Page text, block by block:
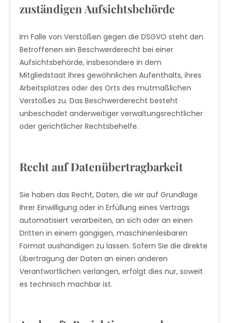
zuständigen Aufsichts­behörde
Im Falle von Verstößen gegen die DSGVO steht den
Betroffenen ein Beschwerderecht bei einer
Aufsichtsbehörde, insbesondere in dem
Mitgliedstaat ihres gewöhnlichen Aufenthalts, ihres
Arbeitsplatzes oder des Orts des mutmaßlichen
Verstoßes zu. Das Beschwerderecht besteht
unbeschadet anderweitiger verwaltungsrechtlicher
oder gerichtlicher Rechtsbehelfe.
Recht auf Daten­übertrag­barkeit
Sie haben das Recht, Daten, die wir auf Grundlage
Ihrer Einwilligung oder in Erfüllung eines Vertrags
automatisiert verarbeiten, an sich oder an einen
Dritten in einem gängigen, maschinenlesbaren
Format aushändigen zu lassen. Sofern Sie die direkte
Übertragung der Daten an einen anderen
Verantwortlichen verlangen, erfolgt dies nur, soweit
es technisch machbar ist.